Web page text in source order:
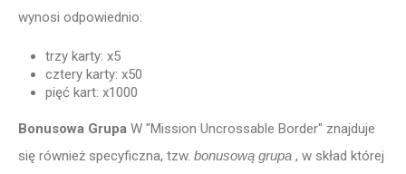
wynosi odpowiednio:
trzy karty: x5
cztery karty: x50
pięć kart: x1000
Bonusowa Grupa W "Mission Uncrossable Border" znajduje
się również specyficzna, tzw. bonusową grupa , w skład której